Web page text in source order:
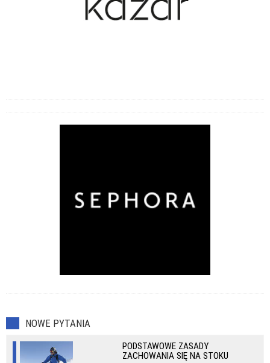
NOWE PYTANIA
PODSTAWOWE ZASADY
ZACHOWANIA SIĘ NA STOKU